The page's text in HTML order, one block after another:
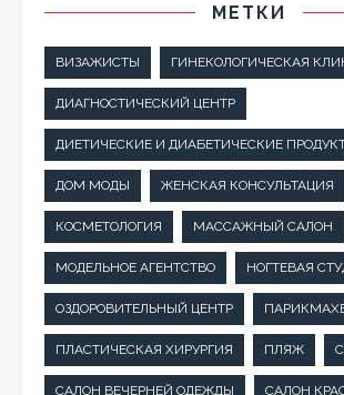
МЕТКИ
ВИЗАЖИСТЫ ГИНЕКОЛОГИЧЕСКАЯ
ДИАГНОСТИЧЕСКИЙ ЦЕНТР
ДИЕТИЧЕСКИЕ И ДИАБЕТИЧЕСКИЕ
ДОМ МОДЫ ЖЕНСКАЯ КОНСУЛЬТАЦИЯ
КОСМЕТОЛОГИЯ МАССАЖНЫЙ САЛОН
МОДЕЛЬНОЕ АГЕНТСТВО НОГТЕВАЯ
ОЗДОРОВИТЕЛЬНЫЙ ЦЕНТР
ПЛАСТИЧЕСКАЯ ХИРУРГИЯ ПЛЯЖ
САЛОН ВЕЧЕРНЕЙ ОДЕЖДЫ САЛОН